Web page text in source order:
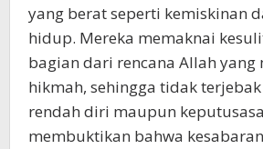
yang berat seperti kemiskinan
hidup. Mereka memaknai
bagian dari rencana Allah yang
hikmah, sehingga tidak
rendah diri maupun
membuktikan bahwa